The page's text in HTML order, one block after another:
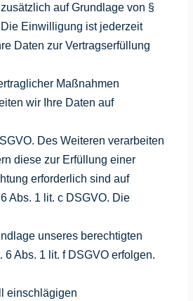
auf Grundlage von §
Einwilligung ist jederzeit
Daten zur Vertragserfüllung
Maßnahmen
wir Ihre Daten auf
Des Weiteren verarbeiten
diese zur Erfüllung einer
erforderlich sind auf
Abs. 1 lit. c DSGVO. Die
unseres berechtigten
6 Abs. 1 lit. f DSGVO erfolgen.
einschlägigen